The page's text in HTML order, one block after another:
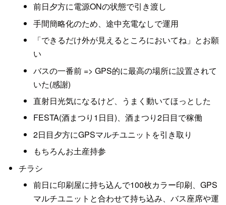
前日夕方に電源ONの状態で引き渡し
手間簡略化のため、途中充電なしで運用
「できるだけ外が見えるところにおいてね」とお願
い
バスの一番前 => GPS的に最高の場所に設置されて
いた(感謝)
直射日光気になるけど、うまく動いてほっとした
FESTA(酒まつり1日目)、酒まつり2日目で稼働
2日目夕方にGPSマルチユニットを引き取り
もちろんお土産持参
チラシ
前日に印刷屋に持ち込んで100枚カラー印刷、GPS
マルチユニットと合わせて持ち込み、バス座席や運